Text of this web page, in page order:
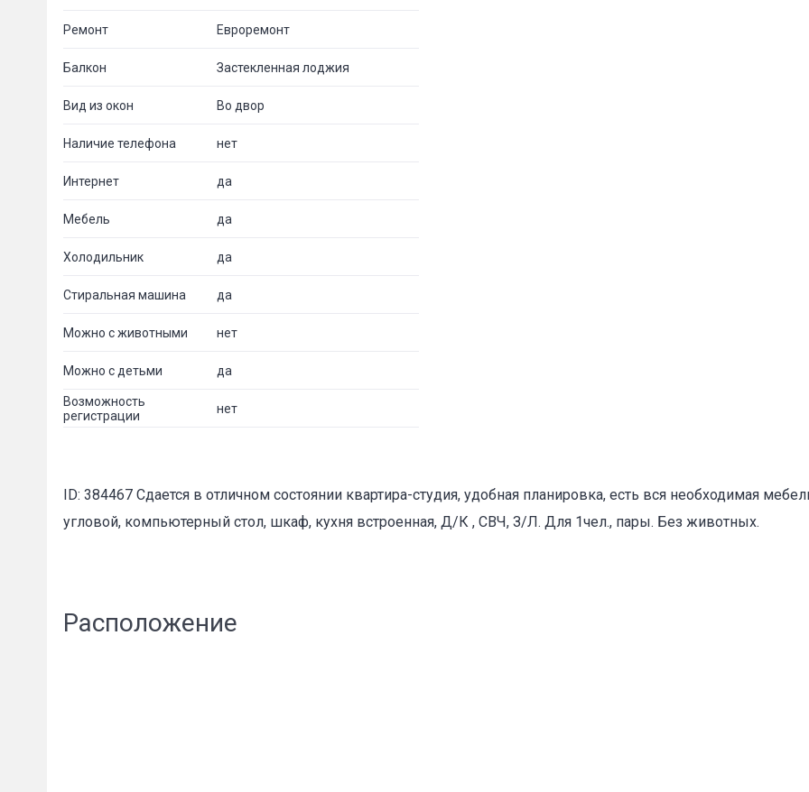
Ремонт Евроремонт
Балкон Застекленная лоджия
Вид из окон Во двор
Наличие телефона нет
Интернет да
Мебель да
Холодильник да
Стиральная машина да
Можно с животными нет
Можно с детьми да
Возможность
регистрации
нет
ID: 384467 Сдается в отличном состоянии квартира-студия, удобная планировка, есть вся необходимая
угловой, компьютерный стол, шкаф, кухня встроенная, Д/К , СВЧ, З/Л. Для 1чел., пары. Без животных.
Расположение